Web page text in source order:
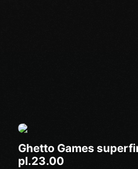
Ghetto Games
pl.23.00